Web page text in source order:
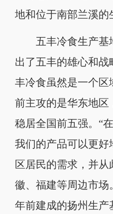
地和位于南部兰溪的
五丰冷食生产基
出了五丰的雄心和
丰冷食虽然是一个区
前主攻的是华东地区
稳居全国前五强。“
我们的产品可以更
区居民的需求，并
徽、福建等周边市场
年前建成的扬州生产